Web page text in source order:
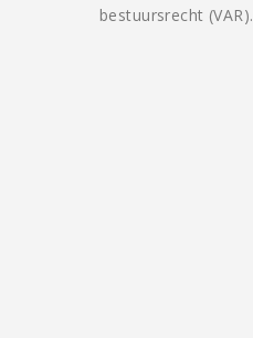
bestuursrecht (VAR).